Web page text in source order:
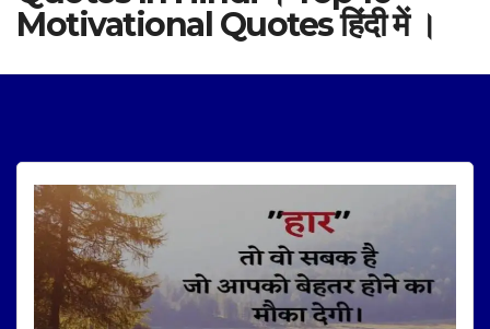
Motivational Quotes हिंदी में ।